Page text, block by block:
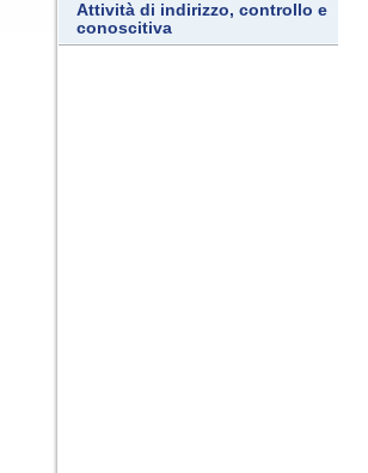
Attività di indirizzo, controllo e
conoscitiva